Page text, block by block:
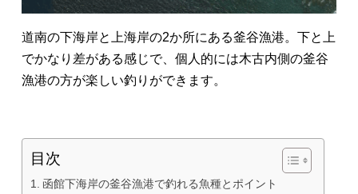
道南の下海岸と上海岸の2か所にある釜谷漁港。下と上
でかなり差がある感じで、個人的には木古内側の釜谷
漁港の方が楽しい釣りができます。
目次
函館下海岸の釜谷漁港で釣れる魚種とポイント